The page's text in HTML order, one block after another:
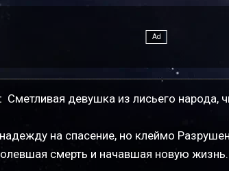
Сметливая девушка из лисьего народа,
на спасение, но клеймо
смерть и начавшая новую